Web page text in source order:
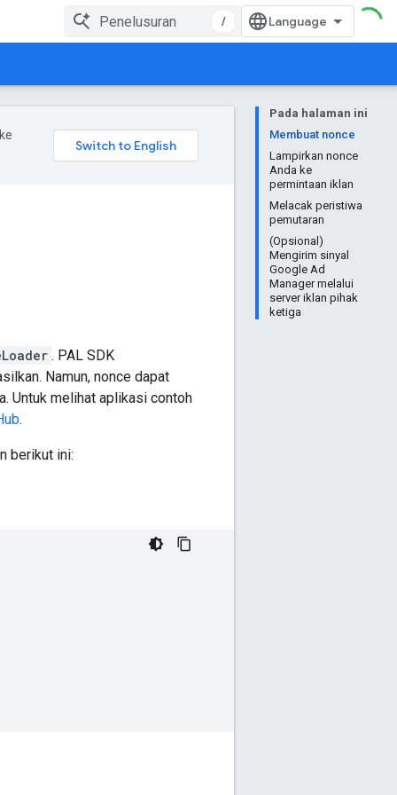
/
Pada halaman ini
Membuat nonce
Lampirkan nonce
Anda ke
permintaan iklan
Melacak peristiwa
pemutaran
(Opsional)
Mengirim sinyal
Google Ad
Manager melalui
server iklan pihak
ketiga
. PAL SDK
Namun, nonce dapat
Untuk melihat aplikasi contoh
.
berikut ini: